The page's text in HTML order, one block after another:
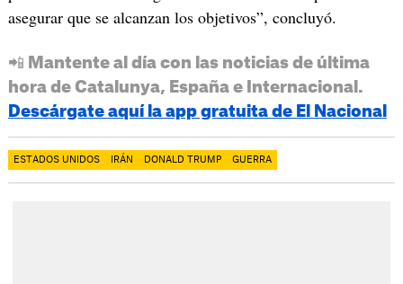
asegurar que se alcanzan los objetivos”, concluyó.
📲 Mantente al día con las noticias de última
hora de Catalunya, España e Internacional.
Descárgate aquí la app gratuita de El Nacional
ESTADOS UNIDOS IRÁN DONALD TRUMP GUERRA